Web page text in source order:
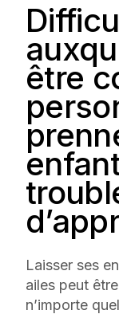
être
Laisser ses
ailes peut
n’importe